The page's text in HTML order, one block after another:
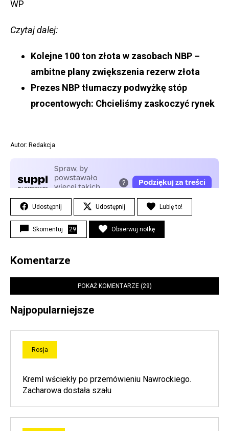
WP
Czytaj dalej:
Kolejne 100 ton złota w zasobach NBP –
ambitne plany zwiększenia rezerw złota
Prezes NBP tłumaczy podwyżkę stóp
procentowych: Chcieliśmy zaskoczyć rynek
Autor: Redakcja
Udostępnij Udostępnij Lubię to!
Skomentuj 29 Obserwuj notkę
Komentarze
POKAŻ KOMENTARZE (29)
Najpopularniejsze
Rosja
Kreml wściekły po przemówieniu Nawrockiego.
Zacharowa dostała szału